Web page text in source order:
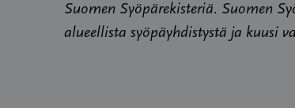
Suomen Syöpärekisteriä. Suomen
alueellista syöpäyhdistystä ja kuusi